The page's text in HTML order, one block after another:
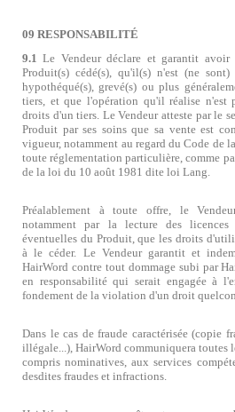
09 RESPONSABILITÉ
9.1 Le Vendeur déclare et garantit
Produit(s) cédé(s), qu'il(s) n'est (ne sont)
hypothéqué(s), grevé(s) ou plus
tiers, et que l'opération qu'il réalise n'est
droits d'un tiers. Le Vendeur atteste par le
Produit par ses soins que sa vente est
vigueur, notamment au regard du Code de
toute réglementation particulière, comme
de la loi du 10 août 1981 dite loi Lang.
Préalablement à toute offre, le
notamment par la lecture des
éventuelles du Produit, que les droits
à le céder. Le Vendeur garantit et
HairWord contre tout dommage subi par
en responsabilité qui serait engagée à
fondement de la violation d'un droit
Dans le cas de fraude caractérisée (copie
illégale...), HairWord communiquera toutes
compris nominatives, aux services
desdites fraudes et infractions.